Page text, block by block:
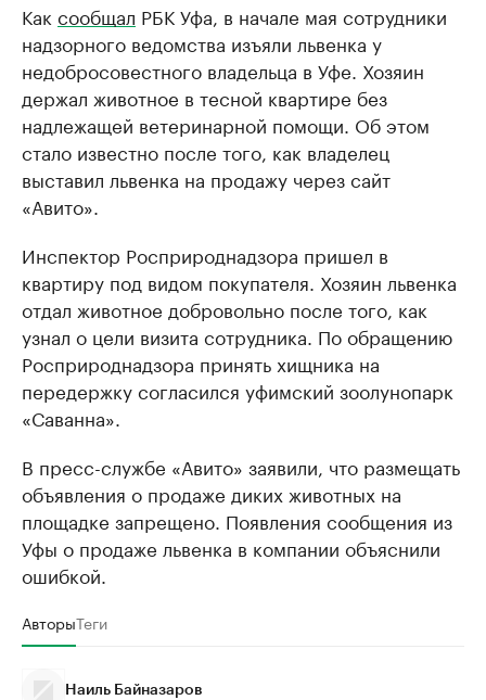
Как сообщал РБК Уфа, в начале мая сотрудники
надзорного ведомства изъяли львенка у
недобросовестного владельца в Уфе. Хозяин
держал животное в тесной квартире без
надлежащей ветеринарной помощи. Об этом
стало известно после того, как владелец
выставил львенка на продажу через сайт
«Авито».
Инспектор Росприроднадзора пришел в
квартиру под видом покупателя. Хозяин львенка
отдал животное добровольно после того, как
узнал о цели визита сотрудника. По обращению
Росприроднадзора принять хищника на
передержку согласился уфимский зоолунопарк
«Саванна».
В пресс-службе «Авито» заявили, что размещать
объявления о продаже диких животных на
площадке запрещено. Появления сообщения из
Уфы о продаже львенка в компании объяснили
ошибкой.
АвторыТеги
Наиль Байназаров